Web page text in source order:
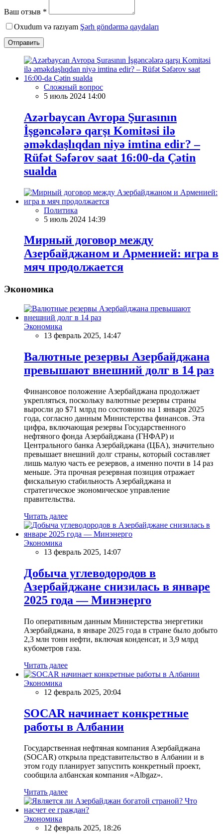
Ваш отзыв *
Oxudum və razıyam Şərh göndərmə qaydaları
Отправить
Сложный вопрос
5 июль 2024 14:00
Azərbaycan Avropa Şurasının
İşgəncələrə qarşı Komitəsi ilə
əməkdaşlıqdan niyə imtina edir? –
Rüfət Səfərov saat 16:00-da Çətin
sualda
Политика
5 июль 2024 14:39
Мирный договор между
Азербайджаном и Арменией: игра в
мяч продолжается
Экономика
Экономика
13 февраль 2025, 14:47
Валютные резервы Азербайджана
превышают внешний долг в 14 раз
Финансовое положение Азербайджана продолжает
укрепляться, поскольку валютные резервы страны
выросли до $71 млрд по состоянию на 1 января 2025
года, согласно данным Министерства финансов. Эта
цифра, включающая резервы Государственного
нефтяного фонда Азербайджана (ГНФАР) и
Центрального банка Азербайджана (ЦБА), значительно
превышает внешний долг страны, который составляет
лишь малую часть ее резервов, а именно почти в 14 раз
меньше. Эта прочная резервная позиция отражает
фискальную стабильность Азербайджана и
стратегическое экономическое управление
правительства.
Читать далее
Экономика
13 февраль 2025, 14:07
Добыча углеводородов в
Азербайджане снизилась в январе
2025 года — Минэнерго
По оперативным данным Министерства энергетики
Азербайджана, в январе 2025 года в стране было добыто
2,3 млн тонн нефти, включая конденсат, и 3,9 млрд
кубометров газа.
Читать далее
Экономика
12 февраль 2025, 20:04
SOCAR начинает конкретные
работы в Албании
Государственная нефтяная компания Азербайджана
(SOCAR) открыла представительство в Албании и в
этом году планирует запустить конкретный проект,
сообщила албанская компания «Albgaz».
Читать далее
Экономика
12 февраль 2025, 18:26